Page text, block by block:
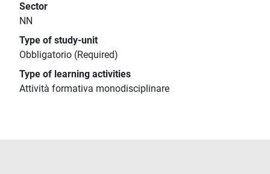
Sector
NN
Type of study-unit
Obbligatorio (Required)
Type of learning activities
Attività formativa monodisciplinare